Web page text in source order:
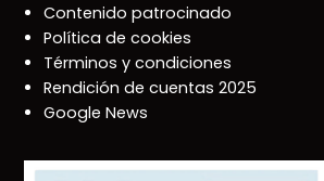
Contenido patrocinado
Política de cookies
Términos y condiciones
Rendición de cuentas 2025
Google News